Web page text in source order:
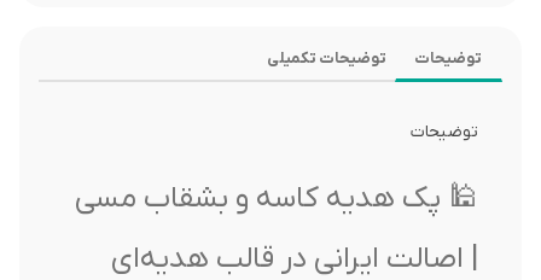
توضیحات توضیحات تکمیلی
توضیحات
🕌 پک هدیه کاسه و بشقاب مسی
| اصالت ایرانی در قالب هدیه‌ای